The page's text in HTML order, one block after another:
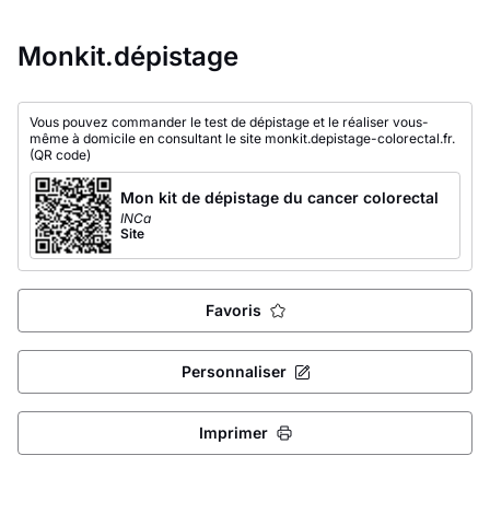
Monkit.dépistage
Vous pouvez commander le test de dépistage et le réaliser vous-
même à domicile en consultant le site monkit.depistage-colorectal.fr.
(QR code)
Mon kit de dépistage du cancer colorectal
INCa
Site
Favoris
Personnaliser
Imprimer